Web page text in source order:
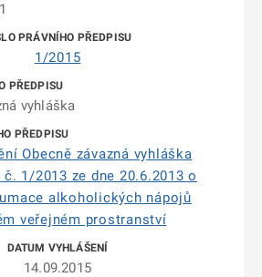
1/2015
vyhláška
Obecně závazná vyhláška
1/2013 ze dne 20.6.2013 o
alkoholických nápojů
veřejném prostranství
14.09.2015